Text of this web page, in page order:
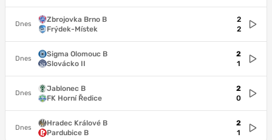
Dnes
Zbrojovka Brno B
Frýdek-Místek
2
2
Dnes
Sigma Olomouc B
Slovácko II
2
1
Dnes
Jablonec B
FK Horní Ředice
2
0
Dnes
Hradec Králové B
Pardubice B
2
1